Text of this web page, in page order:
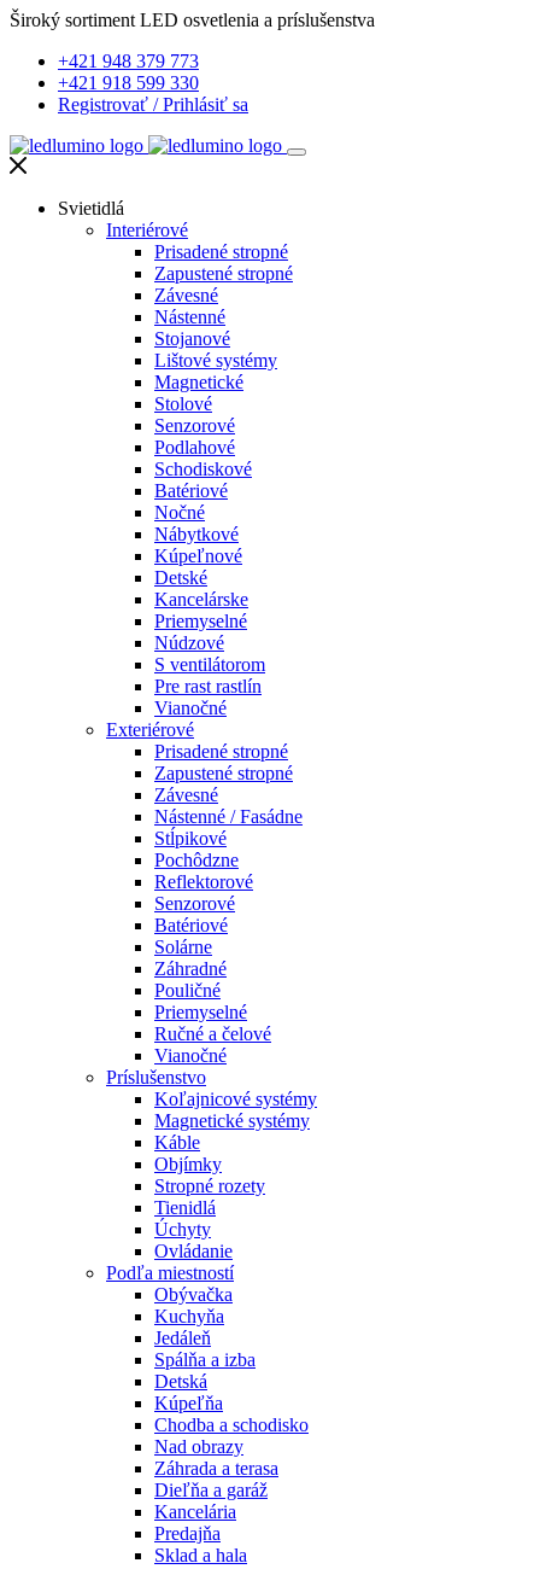
Široký sortiment LED osvetlenia a príslušenstva
+421 948 379 773
+421 918 599 330
Registrovať /Prihlásiť sa
Svietidlá
Interiérové
Prisadené stropné
Zapustené stropné
Závesné
Nástenné
Stojanové
Lištové systémy
Magnetické
Stolové
Senzorové
Podlahové
Schodiskové
Batériové
Nočné
Nábytkové
Kúpeľnové
Detské
Kancelárske
Priemyselné
Núdzové
S ventilátorom
Pre rast rastlín
Vianočné
Exteriérové
Prisadené stropné
Zapustené stropné
Závesné
Nástenné / Fasádne
Stĺpikové
Pochôdzne
Reflektorové
Senzorové
Batériové
Solárne
Záhradné
Pouličné
Priemyselné
Ručné a čelové
Vianočné
Príslušenstvo
Koľajnicové systémy
Magnetické systémy
Káble
Objímky
Stropné rozety
Tienidlá
Úchyty
Ovládanie
Podľa miestností
Obývačka
Kuchyňa
Jedáleň
Spálňa a izba
Detská
Kúpeľňa
Chodba a schodisko
Nad obrazy
Záhrada a terasa
Dieľňa a garáž
Kancelária
Predajňa
Sklad a hala